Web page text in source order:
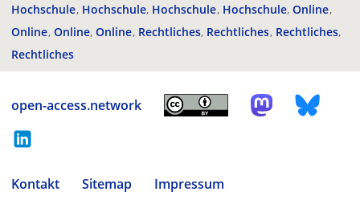
Hochschule Hochschule Hochschule Hochschule Online
Online Online Online Rechtliches Rechtliches Rechtliches
Rechtliches
open-access.network
Kontakt Sitemap
Impressum